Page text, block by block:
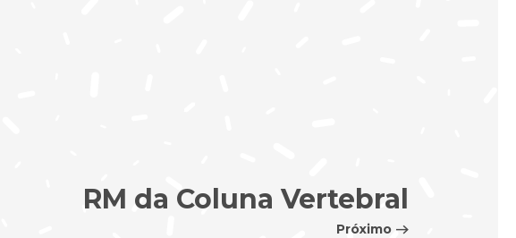
RM da Coluna Vertebral
Próximo